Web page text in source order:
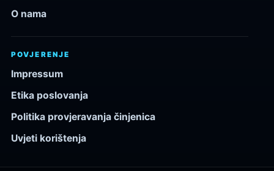
O nama
POVJERENJE
Impressum
Etika poslovanja
Politika provjeravanja činjenica
Uvjeti korištenja